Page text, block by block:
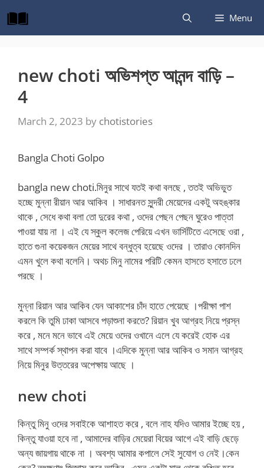
to
content
Menu
new choti অভিশপ্ত আনন্দ বাড়ি –
4
March 2, 2023 by chotistories
Bangla Choti Golpo
bangla new choti.মিনুর সাথে যতই কথা বলছে , ততই অভিভুত
হচ্ছে মুন্না রীয়ান আর আকিব । সাধারনত সুন্দরী মেয়েদের একটু অহঙ্কার
থাকে , সেধে কথা বলা তো দুরের কথা , ওদের পেছন পেছন ঘুরেও পাত্তা
পাওয়া যায় না । এই যে স্কুল কলেজ পেরিয়ে এখন ভার্সিটিতে এসেছে ওরা ,
হাতে গুনা কয়েকজন মেয়ের সাথে বন্ধুত্ব হয়েছে ওদের । তারাও কোনদিন
এমন খুলে কথা বলেনি। অথচ মিনু নামের পরিটি কেমন হাসতে হসাতে ঢলে
পরছে ।
মুন্না রিয়ান আর আকিব যেন আকাশের চাঁদ হাতে পেয়েছে ।পরীক্ষা পাশ
করলে কি তুমি ঢাকা আসবে পড়াশুনা করতে? রিয়ান খুব আগ্রহ নিয়ে প্রস্ন
করে , মনে মনে ভাবে এই মেয়ে ওদের ওখানে এলে যে করেই হোক এর
সাথে সম্পর্ক স্থাপন করা যাবে ।এদিকে মুন্না আর আকিব ও সমান আগ্রহ
নিয়ে মিনুর উত্তরের অপেক্ষায় আছে ।
new choti
কিন্তু মিনু ওদের সবাইকে আশাহত করে , বলে নাহ যদিও আমার ইচ্ছে হয় ,
কিন্তু যাওয়া হবে না , আমাদের বাড়ির মেয়েরা বিয়ের আগে এই বাড়ি ছেড়ে
অন্য জায়গায় থাকে না । অবশ্য আমার কপালে সেই সুযোগ ও নেই।কেন